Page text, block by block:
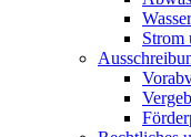
Strom